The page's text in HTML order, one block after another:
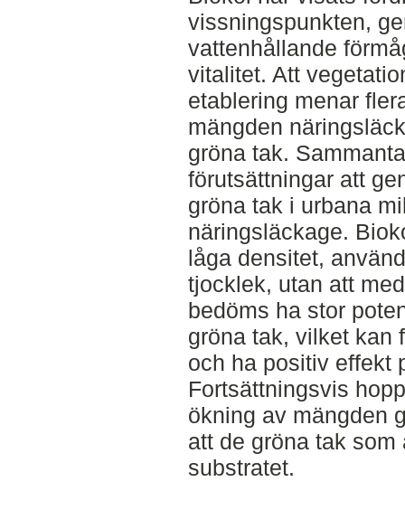
vissningspunkten,
vattenhållande
vitalitet. Att
etablering menar
mängden
gröna tak.
förutsättningar att
gröna tak i urbana
näringsläckage.
låga densitet,
tjocklek, utan att
bedöms ha stor
gröna tak, vilket kan
och ha positiv effekt
Fortsättningsvis
ökning av mängden
att de gröna tak
substratet.